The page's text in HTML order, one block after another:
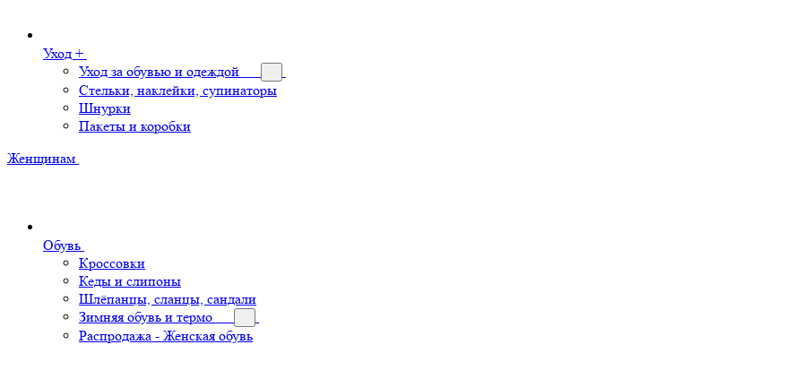
Уход +
Уход за обувью и одеждой
Стельки, наклейки, супинаторы
Шнурки
Пакеты и коробки
Женщинам
Обувь
Кроссовки
Кеды и слипоны
Шлёпанцы, сланцы, сандали
Зимняя обувь и термо
Распродажа - Женская обувь